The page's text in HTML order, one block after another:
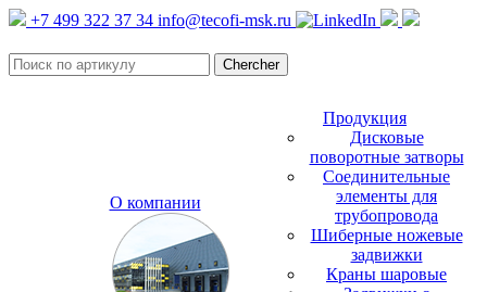
+7 499 322 37 34 info@tecofi-msk.ru
О компании
Продукция
Дисковые
поворотные затворы
Соединительные
элементы для
трубопровода
Шиберные ножевые
задвижки
Краны шаровые